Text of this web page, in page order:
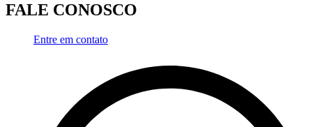
FALE CONOSCO
Entre em contato